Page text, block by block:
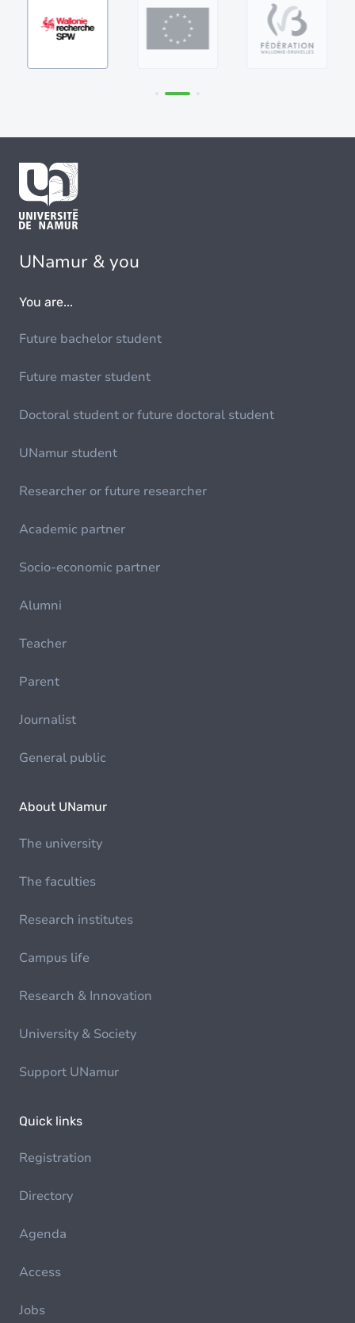
Image
Image Image
UNamur & you
You are...
Future bachelor student
Future master student
Doctoral student or future doctoral student
UNamur student
Researcher or future researcher
Academic partner
Socio-economic partner
Alumni
Teacher
Parent
Journalist
General public
About UNamur
The university
The faculties
Research institutes
Campus life
Research & Innovation
University & Society
Support UNamur
Quick links
Registration
Directory
Agenda
Access
Jobs